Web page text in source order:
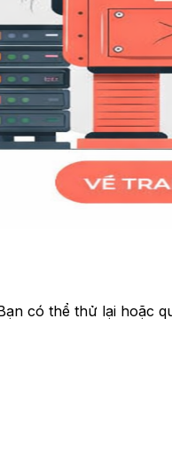
có thể thử lại hoặc